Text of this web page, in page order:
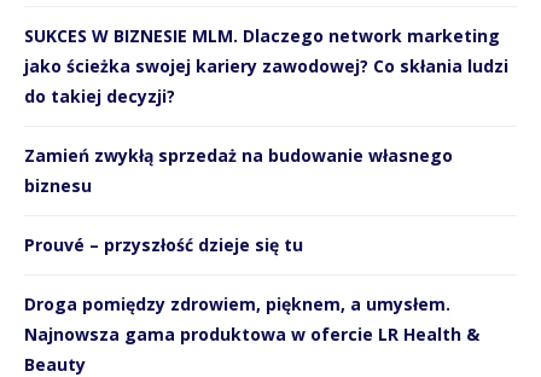
SUKCES W BIZNESIE MLM. Dlaczego network marketing
jako ścieżka swojej kariery zawodowej? Co skłania ludzi
do takiej decyzji?
Zamień zwykłą sprzedaż na budowanie własnego
biznesu
Prouvé – przyszłość dzieje się tu
Droga pomiędzy zdrowiem, pięknem, a umysłem.
Najnowsza gama produktowa w ofercie LR Health &
Beauty